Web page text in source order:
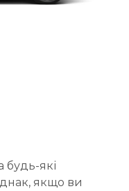
будь-які
якщо ви